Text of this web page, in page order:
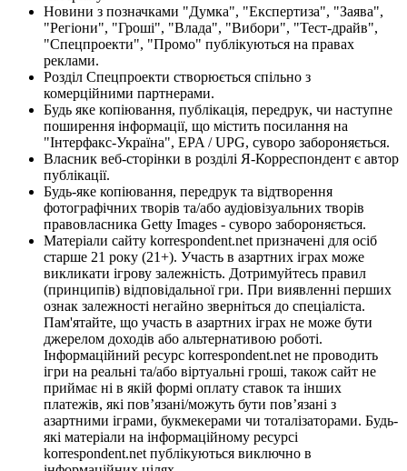
Новини з позначками "Думка", "Експертиза", "Заява",
"Регіони", "Гроші", "Влада", "Вибори", "Тест-драйв",
"Спецпроекти", "Промо" публікуються на правах
реклами.
Розділ Спецпроекти створюється спільно з
комерційними партнерами.
Будь яке копіювання, публікація, передрук, чи наступне
поширення інформації, що містить посилання на
"Інтерфакс-Україна", EPA / UPG, суворо забороняється.
Власник веб-сторінки в розділі Я-Корреспондент є автор
публікації.
Будь-яке копіювання, передрук та відтворення
фотографічних творів та/або аудіовізуальних творів
правовласника Getty Images - суворо забороняється.
Матеріали сайту korrespondent.net призначені для осіб
старше 21 року (21+). Участь в азартних іграх може
викликати ігрову залежність. Дотримуйтесь правил
(принципів) відповідальної гри. При виявленні перших
ознак залежності негайно зверніться до спеціаліста.
Пам'ятайте, що участь в азартних іграх не може бути
джерелом доходів або альтернативою роботі.
Інформаційний ресурс korrespondent.net не проводить
ігри на реальні та/або віртуальні гроші, також сайт не
приймає ні в якій формі оплату ставок та інших
платежів, які пов’язані/можуть бути пов’язані з
азартними іграми, букмекерами чи тоталізаторами. Будь-
які матеріали на інформаційному ресурсі
korrespondent.net публікуються виключно в